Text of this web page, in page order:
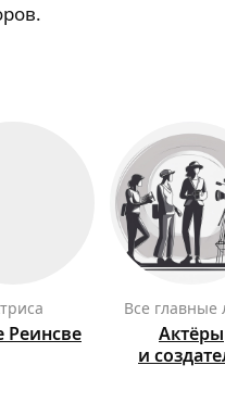
Реинсве
Все
Актёры
и